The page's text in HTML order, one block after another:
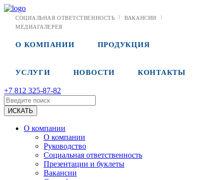
СОЦИАЛЬНАЯ ОТВЕТСТВЕННОСТЬ
ВАКАНСИИ
МЕДИАГАЛЕРЕЯ
О КОМПАНИИ ПРОДУКЦИЯ
УСЛУГИ НОВОСТИ КОНТАКТЫ
+7 812 325-87-82
О компании
О компании
Руководство
Социальная ответственность
Презентации и буклеты
Вакансии